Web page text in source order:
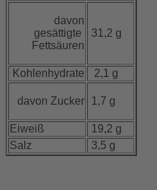
davon
gesättigte
Fettsäuren
31,2 g
Kohlenhydrate 2,1 g
davon Zucker 1,7 g
Eiweiß
19,2 g
Salz
3,5 g